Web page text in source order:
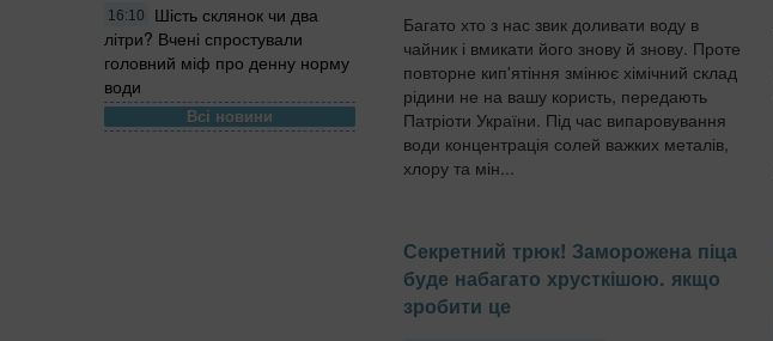
16:10
Шість склянок чи два
літри? Вчені спростували
головний міф про денну норму
води
Всі новини
Багато хто з нас звик доливати воду в
чайник і вмикати його знову й знову. Проте
повторне кип'ятіння змінює хімічний склад
рідини не на вашу користь, передають
Патріоти України. Під час випаровування
води концентрація солей важких металів,
хлору та мін...
Секретний трюк! Заморожена піца
буде набагато хрусткішою. якщо
зробити це